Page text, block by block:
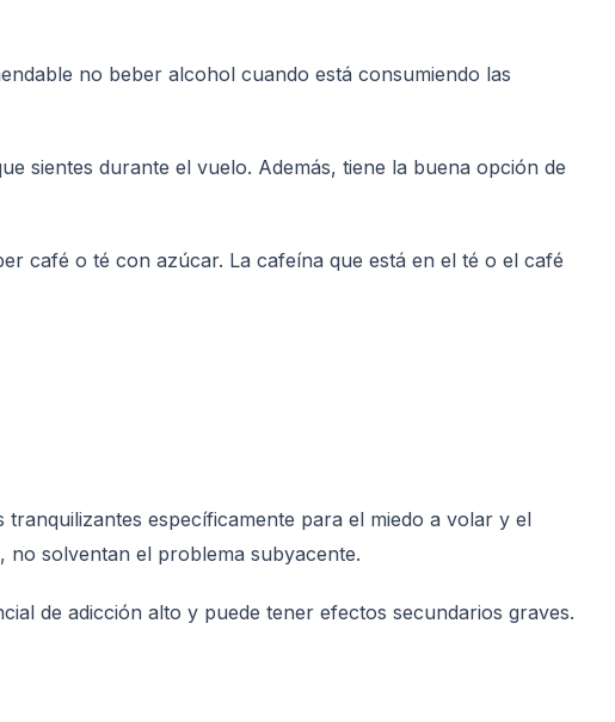
no beber alcohol cuando está consumiendo las
sientes durante el vuelo. Además, tiene la buena opción de
café o té con azúcar. La cafeína que está en el té o el café
específicamente para el miedo a volar y el
no solventan el problema subyacente.
de adicción alto y puede tener efectos secundarios graves.